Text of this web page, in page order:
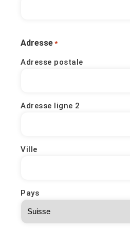
Adresse *
Adresse postale
Adresse ligne 2
Ville
Pays